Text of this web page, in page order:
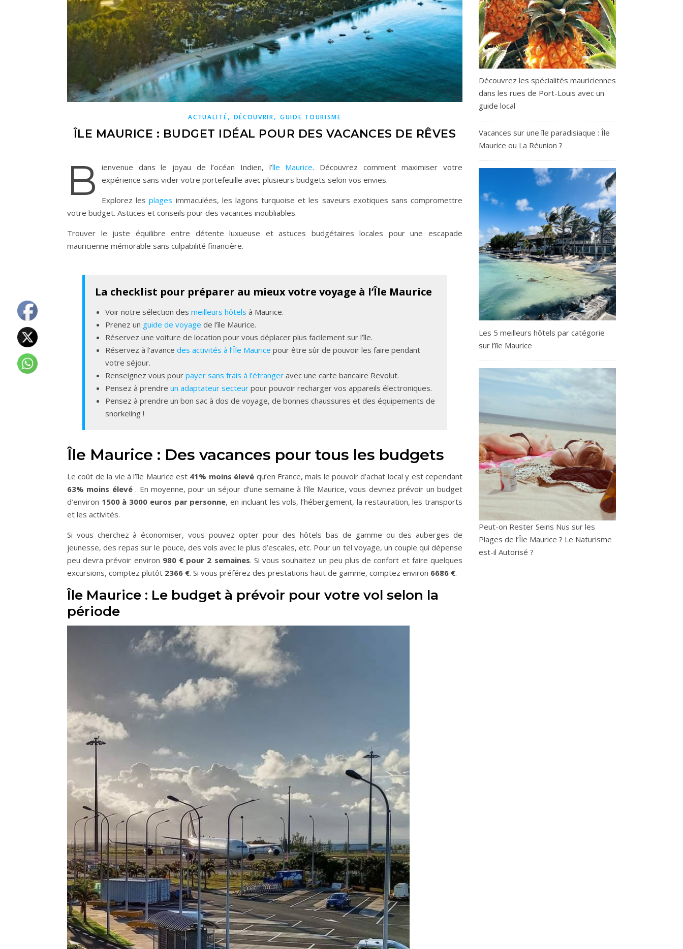
ACTUALITÉ, DÉCOUVRIR, GUIDE TOURISME
ÎLE MAURICE : BUDGET IDÉAL POUR DES VACANCES DE RÊVES
B ienvenue dans le joyau de l’océan Indien, l’île Maurice. Découvrez comment maximiser votre
expérience sans vider votre portefeuille avec plusieurs budgets selon vos envies.
Explorez lesplages immaculées, les lagons turquoise et les saveurs exotiques sans compromettre
votre budget. Astuces et conseils pour des vacances inoubliables.
Trouver le juste équilibre entre détente luxueuse et astuces budgétaires locales pour une escapade
mauricienne mémorable sans culpabilité financière.
La checklist pour préparer au mieux votre voyage à l’Île Maurice
Voir notre sélection des meilleurs hôtels à Maurice.
Prenez un guide de voyage de l’île Maurice.
Réservez une voiture de location pour vous déplacer plus facilement sur l’île.
Réservez à l’avance des activités à l’Île Maurice pour être sûr de pouvoir les faire pendant
votre séjour.
Renseignez vous pour payer sans frais à l’étranger avec une carte bancaire Revolut.
Pensez à prendre un adaptateur secteur pour pouvoir recharger vos appareils électroniques.
Pensez à prendre un bon sac à dos de voyage, de bonnes chaussures et des équipements de
snorkeling !
Île Maurice : Des vacances pour tous les budgets
Le coût de la vie à l’île Maurice est 41% moins élevé qu’en France, mais le pouvoir d’achat local y est cependant
63% moins élevé. En moyenne, pour un séjour d’une semaine à l’île Maurice, vous devriez prévoir un budget
d’environ 1500 à 3000 euros par personne, en incluant les vols, l’hébergement, la restauration, les transports
et les activités.
Si vous cherchez à économiser, vous pouvez opter pour des hôtels bas de gamme ou des auberges de
jeunesse, des repas sur le pouce, des vols avec le plus d’escales, etc. Pour un tel voyage, un couple qui dépense
peu devra prévoir environ 980 € pour 2 semaines. Si vous souhaitez un peu plus de confort et faire quelques
excursions, comptez plutôt 2366 €. Si vous préférez des prestations haut de gamme, comptez environ 6686 €.
Île Maurice : Le budget à prévoir pour votre vol selon la
période
Découvrez les spécialités mauriciennes
dans les rues de Port-Louis avec un
guide local
Vacances sur une île paradisiaque : Île
Maurice ou La Réunion ?
Les 5 meilleurs hôtels par catégorie
sur l’île Maurice
Peut-on Rester Seins Nus sur les
Plages de l’Île Maurice ? Le Naturisme
est-il Autorisé ?